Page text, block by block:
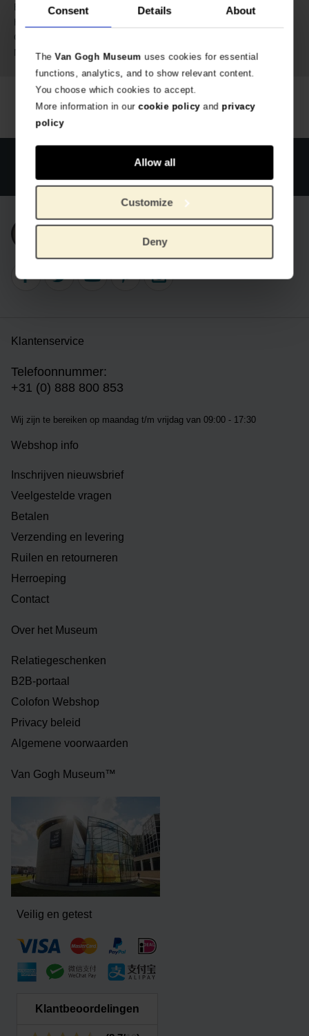
Consent Details About
TheVan Gogh Museum uses cookies for essential
functions, analytics, and to show relevant content.
You choose which cookies to accept.
More information in ourcookie policyand privacy
policy
Allow all
Customize
Deny
Breedte: 24 cm
Hoogte:
Gewicht:
Materiaal: RPET
Officiële webshop Van Gogh Museum
Klantenservice
Telefoonnummer:
+31 (0) 888 800 853
Wij zijn te bereiken op maandag t/m vrijdag van 09:00 - 17:30
Webshop info
Inschrijven nieuwsbrief
Veelgestelde vragen
Betalen
Verzending en levering
Ruilen en retourneren
Herroeping
Contact
Over het Museum
Relatiegeschenken
B2B-portaal
Colofon Webshop
Privacy beleid
Algemene voorwaarden
Van Gogh Museum™
Veilig en getest